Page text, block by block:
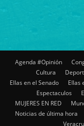
Agenda #Opinión
Cultura
Ellas en el Senado
Ellas
Espectaculos
MUJERES EN RED
Noticias de última hora